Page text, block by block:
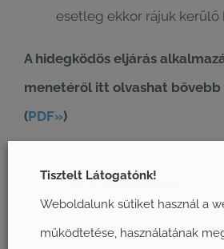
esetleg ekkor rájuk kerülő
A hidegködös eljárás
menetéről itt olvashat
(PDF»)
Mi a szalmonella?
A
Tisztelt Látogatónk!
Weboldalunk sütiket használ a
működtetése, használatának